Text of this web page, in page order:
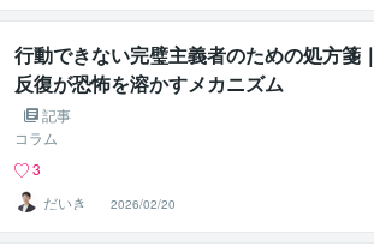
行動できない完璧主義者のための処方箋｜
反復が恐怖を溶かすメカニズム
記事
コラム
3
だいき
2026/02/20